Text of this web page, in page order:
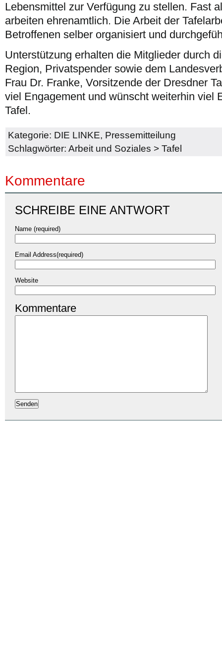
Lebensmittel zur Verfügung zu stellen. Fast
arbeiten ehrenamtlich. Die Arbeit der
Betroffenen selber organisiert und
Unterstützung erhalten die Mitglieder durch
Region, Privatspender sowie dem
Frau Dr. Franke, Vorsitzende der Dresdner
viel Engagement und wünscht weiterhin viel
Tafel.
Kategorie: DIE LINKE, Pressemitteilung
Schlagwörter: Arbeit und Soziales > Tafel
Kommentare
SCHREIBE EINE ANTWORT
Name (required)
Email Address(required)
Website
Kommentare